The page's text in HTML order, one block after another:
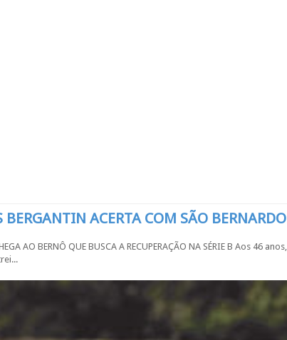
ACERTA COM SÃO BERNARDO
AO BERNÔ QUE BUSCA A RECUPERAÇÃO NA SÉRIE B Aos 46